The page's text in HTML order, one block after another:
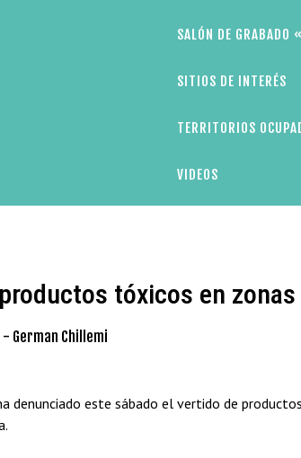
SALÓN DE GRABADO
SITIOS DE INTERÉS
TERRITORIOS
VIDEOS
tóxicos en
- German Chillemi
denunciado este sábado el vertido de